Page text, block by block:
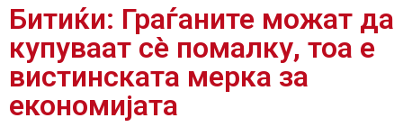
Битиќи: Граѓаните можат да
купуваат сè помалку, тоа е
вистинската мерка за
економијата